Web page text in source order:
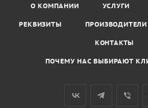
О КОМПАНИИ УСЛУГИ
РЕКВИЗИТЫ ПРОИЗВОДИТЕЛИ
КОНТАКТЫ
ПОЧЕМУ НАС ВЫБИРАЮТ